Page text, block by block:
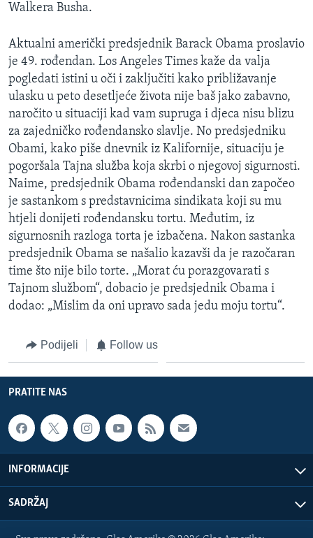
Walkera Busha.
Aktualni američki predsjednik Barack Obama proslavio
je 49. rođendan. Los Angeles Times kaže da valja
pogledati istini u oči i zaključiti kako približavanje
ulasku u peto desetljeće života nije baš jako zabavno,
naročito u situaciji kad vam supruga i djeca nisu blizu
za zajedničko rođendansko slavlje. No predsjedniku
Obami, kako piše dnevnik iz Kalifornije, situaciju je
pogoršala Tajna služba koja skrbi o njegovoj sigurnosti.
Naime, predsjednik Obama rođendanski dan započeo
je sastankom s predstavnicima sindikata koji su mu
htjeli donijeti rođendansku tortu. Međutim, iz
sigurnosnih razloga torta je izbačena. Nakon sastanka
predsjednik Obama se našalio kazavši da je razočaran
time što nije bilo torte. „Morat ću porazgovarati s
Tajnom službom“, dobacio je predsjednik Obama i
dodao: „Mislim da oni upravo sada jedu moju tortu“.
Podijeli Follow us
PRATITE NAS
INFORMACIJE
SADRŽAJ